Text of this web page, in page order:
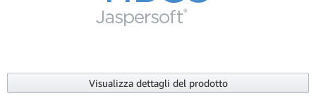
Visualizza dettagli del prodotto